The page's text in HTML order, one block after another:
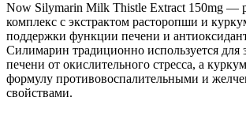
Now Silymarin Milk Thistle Extract 150mg —
комплекс с экстрактом расторопши и
поддержки функции печени и
Силимарин традиционно используется для
печени от окислительного стресса, а
формулу противовоспалительными и
свойствами.